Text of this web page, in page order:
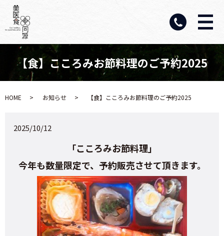
【食】こころみお節料理のご予約2025
HOME お知らせ 【食】こころみお節料理のご予約2025
2025/10/12
「こころみお節料理」
今年も数量限定で、予約販売させて頂きます。